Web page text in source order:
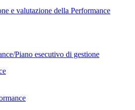
e valutazione della Performance
Piano esecutivo di gestione